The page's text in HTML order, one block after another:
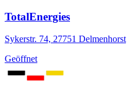
TotalEnergies
Sykerstr. 74, 27751 Delmenhorst
Geöffnet